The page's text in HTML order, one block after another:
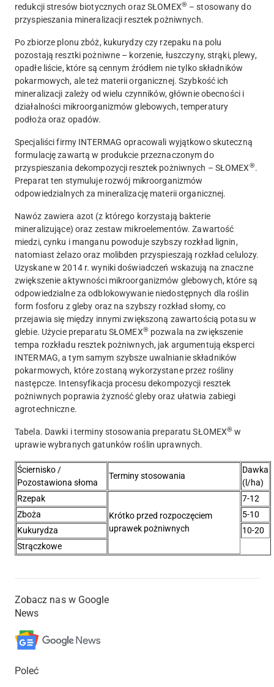
redukcji stresów biotycznych oraz SŁOMEX® – stosowany do
przyspieszania mineralizacji resztek pożniwnych.
Po zbiorze plonu zbóż, kukurydzy czy rzepaku na polu
pozostają resztki pożniwne – korzenie, łuszczyny, strąki, plewy,
opadłe liście, które są cennym źródłem nie tylko składników
pokarmowych, ale też materii organicznej. Szybkość ich
mineralizacji zależy od wielu czynników, głównie obecności i
działalności mikroorganizmów glebowych, temperatury
podłoża oraz opadów.
Specjaliści firmy INTERMAG opracowali wyjątkowo skuteczną
formulację zawartą w produkcie przeznaczonym do
przyspieszania dekompozycji resztek pożniwnych – SŁOMEX®.
Preparat ten stymuluje rozwój mikroorganizmów
odpowiedzialnych za mineralizację materii organicznej.
Nawóz zawiera azot (z którego korzystają bakterie
mineralizujące) oraz zestaw mikroelementów. Zawartość
miedzi, cynku i manganu powoduje szybszy rozkład lignin,
natomiast żelazo oraz molibden przyspieszają rozkład celulozy.
Uzyskane w 2014 r. wyniki doświadczeń wskazują na znaczne
zwiększenie aktywności mikroorganizmów glebowych, które są
odpowiedzialne za odblokowywanie niedostępnych dla roślin
form fosforu z gleby oraz na szybszy rozkład słomy, co
przejawia się między innymi zwiększoną zawartością potasu w
glebie. Użycie preparatu SŁOMEX® pozwala na zwiększenie
tempa rozkładu resztek pożniwnych, jak argumentują eksperci
INTERMAG, a tym samym szybsze uwalnianie składników
pokarmowych, które zostaną wykorzystane przez rośliny
następcze. Intensyfikacja procesu dekompozycji resztek
pożniwnych poprawia żyzność gleby oraz ułatwia zabiegi
agrotechniczne.
Tabela. Dawki i terminy stosowania preparatu SŁOMEX® w
uprawie wybranych gatunków roślin uprawnych.
Ściernisko /
Pozostawiona słoma
Terminy stosowania
Dawka
(l/ha)
Rzepak
Krótko przed rozpoczęciem
uprawek pożniwnych
7-12
Zboża
5-10
Kukurydza
10-20
Strączkowe
Zobacz nas w Google
News
Poleć